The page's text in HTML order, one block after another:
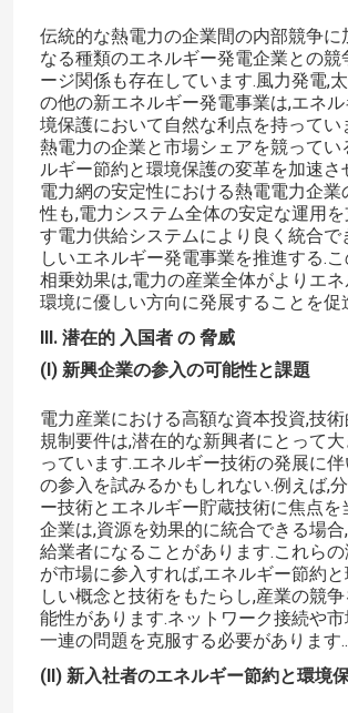
伝統的な熱電力の企業間の内部競争に
なる種類のエネルギー発電企業との競
ージ関係も存在しています.風力発電,
の他の新エネルギー発電事業は,エネ
境保護において自然な利点を持ってい
熱電力の企業と市場シェアを競ってい
ルギー節約と環境保護の変革を加速さ
電力網の安定性における熱電電力企業
性も,電力システム全体の安定な運用を
す電力供給システムにより良く統合で
しいエネルギー発電事業を推進する.
相乗効果は,電力の産業全体がよりエ
環境に優しい方向に発展することを促
III. 潜在的 入国者 の 脅威
(I) 新興企業の参入の可能性と課題
電力産業における高額な資本投資,技
規制要件は,潜在的な新興者にとって
っています.エネルギー技術の発展に
の参入を試みるかもしれない.例えば,
ー技術とエネルギー貯蔵技術に焦点を
企業は,資源を効果的に統合できる場
給業者になることがあります.これら
が市場に参入すれば,エネルギー節約
しい概念と技術をもたらし,産業の競
能性があります.ネットワーク接続や
一連の問題を克服する必要があります..
(II) 新入社者のエネルギー節約と環境